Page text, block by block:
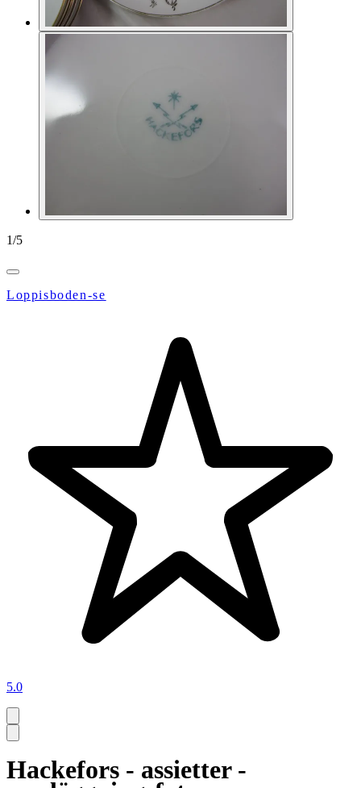
1/5
Loppisboden-se
5.0
Hackefors - assietter -